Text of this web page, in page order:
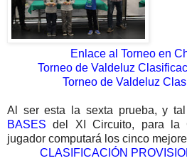
Enlace al Torneo en
Torneo de Valdeluz
Torneo de Valdeluz
Al ser esta la sexta prueba, y
BASES del XI Circuito, para la
jugador computará los cinco
CLASIFICACIÓN